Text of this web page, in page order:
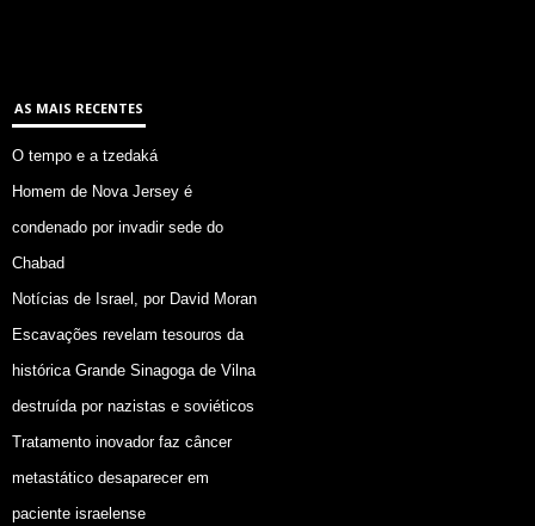
AS MAIS RECENTES
O tempo e a tzedaká
Homem de Nova Jersey é
condenado por invadir sede do
Chabad
Notícias de Israel, por David Moran
Escavações revelam tesouros da
histórica Grande Sinagoga de Vilna
destruída por nazistas e soviéticos
Tratamento inovador faz câncer
metastático desaparecer em
paciente israelense